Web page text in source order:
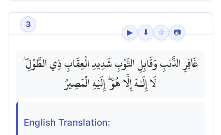
3
▶ ⬇ ☆ 📷
غَافِرِ الذَّنبِ وَقَابِلِ التَّوْبِ شَدِيدِ الْعِقَابِ ذِي الطَّوْلِ ۖ
لَا إِلَـٰهَ إِلَّا هُوَ ۖ إِلَيْهِ الْمَصِيرُ
English Translation: